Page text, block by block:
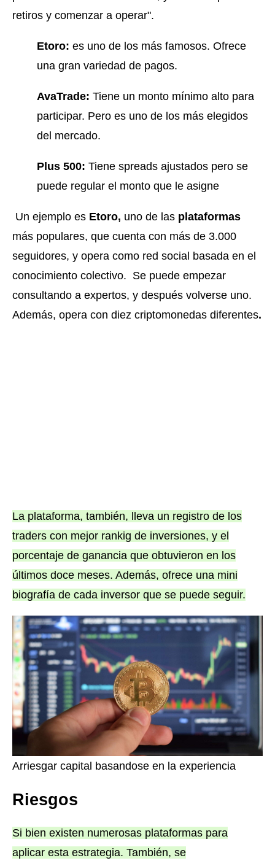
retiros y comenzar a operar".
Etoro: es uno de los más famosos. Ofrece
una gran variedad de pagos.
AvaTrade: Tiene un monto mínimo alto para
participar. Pero es uno de los más elegidos
del mercado.
Plus 500: Tiene spreads ajustados pero se
puede regular el monto que le asigne
Un ejemplo es Etoro, uno de las plataformas
más populares, que cuenta con más de 3.000
seguidores, y opera como red social basada en el
conocimiento colectivo. Se puede empezar
consultando a expertos, y después volverse uno.
Además, opera con diez criptomonedas diferentes.
La plataforma, también, lleva un registro de los
traders con mejor rankig de inversiones, y el
porcentaje de ganancia que obtuvieron en los
últimos doce meses. Además, ofrece una mini
biografía de cada inversor que se puede seguir.
Arriesgar capital basandose en la experiencia
Riesgos
Si bien existen numerosas plataformas para
aplicar esta estrategia. También, se